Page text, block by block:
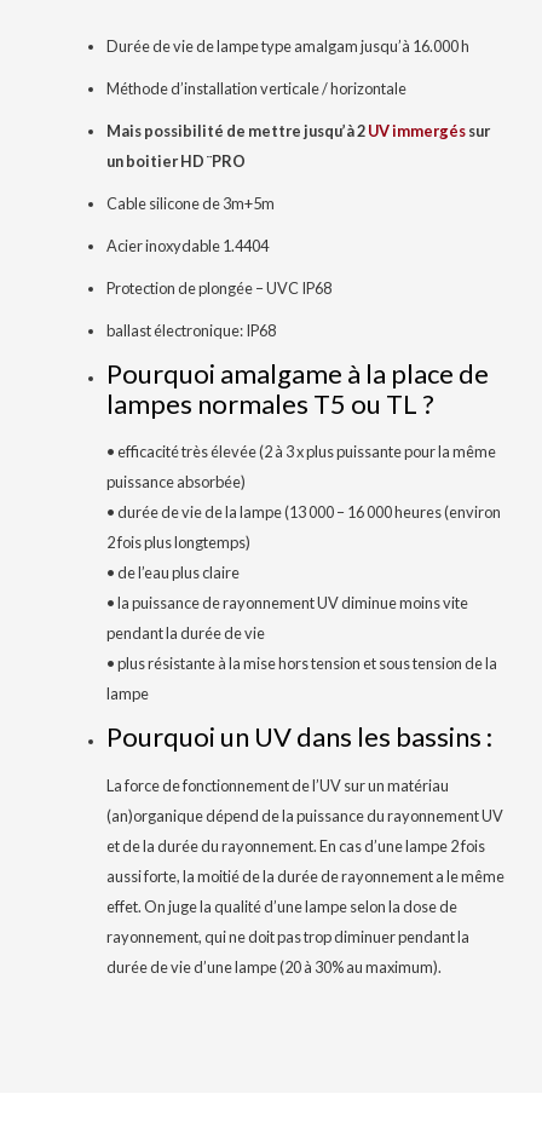
Durée de vie de lampe type amalgam jusqu’à 16.000 h
Méthode d’installation verticale / horizontale
Mais possibilité de mettre jusqu’à 2UV immergéssur
un boitier HD ¨PRO
Cable silicone de 3m+5m
Acier inoxydable 1.4404
Protection de plongée – UVC IP68
ballast électronique: IP68
Pourquoi amalgame à la place de
lampes normales T5 ou TL ?
• efficacité très élevée (2 à 3 x plus puissante pour la même
puissance absorbée)
• durée de vie de la lampe (13 000 – 16 000 heures (environ
2 fois plus longtemps)
• de l’eau plus claire
• la puissance de rayonnement UV diminue moins vite
pendant la durée de vie
• plus résistante à la mise hors tension et sous tension de la
lampe
Pourquoi un UV dans les bassins :
La force de fonctionnement de l’UV sur un matériau
(an)organique dépend de la puissance du rayonnement UV
et de la durée du rayonnement. En cas d’une lampe 2 fois
aussi forte, la moitié de la durée de rayonnement a le même
effet. On juge la qualité d’une lampe selon la dose de
rayonnement, qui ne doit pas trop diminuer pendant la
durée de vie d’une lampe (20 à 30% au maximum).